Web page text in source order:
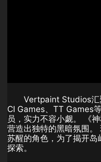
Vertpaint Studios汇
CI Games、TT Games
员，实力不容小觑。 《
营造出独特的黑暗氛围
苏醒的角色，为了揭开
探索。